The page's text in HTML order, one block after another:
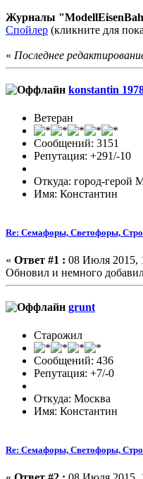
Журналы
Спойлер (кликните для
« Последнее
konstantin
Ветеран
Сообщений: 3151
Репутация: +291/-10
Откуда: город-герой
Имя: Константин
Re: Семафоры, Светофоры,
« Ответ #1 : 08 Июля 2015,
Обновил и немного
grunt
Старожил
Сообщений: 436
Репутация: +7/-0
Откуда: Москва
Имя: Константин
Re: Семафоры, Светофоры,